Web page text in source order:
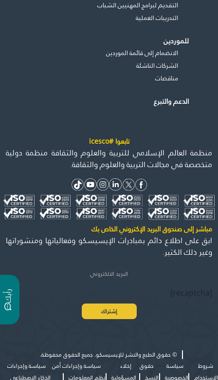
ر
أ
ي
ك
التقديم لبرامج المهنيين الشباب
التدريبات العملية
للموردين
الانضمام إلى قائمة الموردين
الشركات الناشئة
مناقصات
الدعم والتبرع
تابعوا #icesco
منظمة العالم الإسلامي للتربية والعلوم والثقافة منظمة دولية
متخصصة في مجالات التربية والعلوم والثقافة.
مباشر إلى صندوق البريد الإكتروني الخاص بك
ابق على اطلاع دائم بمبادرات الإيسيسكو وفعالياتها ومنشوراتها
وغير ذلك الكثير.
[recaptcha]
©حقوق الطبع والنشر للإيسيسكو. جميع الحقوق محفوظة.
شروط
الاستخدام
سياسة
الخصوصية
حقوق
النسخ
إخلاء
المسؤولية
سياسة وإجراءات أمن
نظم المعلومات
سياسة وإجراءات
الذكاء الاصطناعي